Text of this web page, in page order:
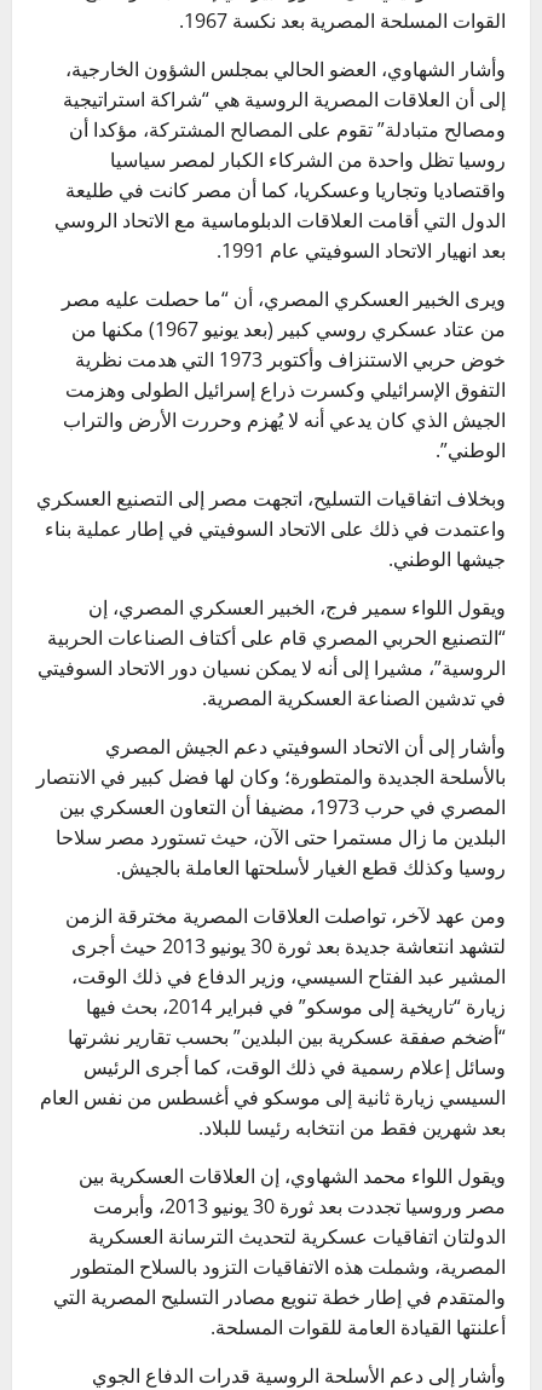
القوات المسلحة المصرية بعد نكسة 1967.
وأشار الشهاوي، العضو الحالي بمجلس الشؤون الخارجية،
إلى أن العلاقات المصرية الروسية هي “شراكة استراتيجية
ومصالح متبادلة” تقوم على المصالح المشتركة، مؤكدا أن
روسيا تظل واحدة من الشركاء الكبار لمصر سياسيا
واقتصاديا وتجاريا وعسكريا، كما أن مصر كانت في طليعة
الدول التي أقامت العلاقات الدبلوماسية مع الاتحاد الروسي
بعد انهيار الاتحاد السوفيتي عام 1991.
ويرى الخبير العسكري المصري، أن “ما حصلت عليه مصر
من عتاد عسكري روسي كبير (بعد يونيو 1967) مكنها من
خوض حربي الاستنزاف وأكتوبر 1973 التي هدمت نظرية
التفوق الإسرائيلي وكسرت ذراع إسرائيل الطولى وهزمت
الجيش الذي كان يدعي أنه لا يُهزم وحررت الأرض والتراب
الوطني”.
وبخلاف اتفاقيات التسليح، اتجهت مصر إلى التصنيع العسكري
واعتمدت في ذلك على الاتحاد السوفيتي في إطار عملية بناء
جيشها الوطني.
ويقول اللواء سمير فرج، الخبير العسكري المصري، إن
“التصنيع الحربي المصري قام على أكتاف الصناعات الحربية
الروسية”، مشيرا إلى أنه لا يمكن نسيان دور الاتحاد السوفيتي
في تدشين الصناعة العسكرية المصرية.
وأشار إلى أن الاتحاد السوفيتي دعم الجيش المصري
بالأسلحة الجديدة والمتطورة؛ وكان لها فضل كبير في الانتصار
المصري في حرب 1973، مضيفا أن التعاون العسكري بين
البلدين ما زال مستمرا حتى الآن، حيث تستورد مصر سلاحا
روسيا وكذلك قطع الغيار لأسلحتها العاملة بالجيش.
ومن عهد لآخر، تواصلت العلاقات المصرية مخترقة الزمن
لتشهد انتعاشة جديدة بعد ثورة 30 يونيو 2013 حيث أجرى
المشير عبد الفتاح السيسي، وزير الدفاع في ذلك الوقت،
زيارة “تاريخية إلى موسكو” في فبراير 2014، بحث فيها
“أضخم صفقة عسكرية بين البلدين” بحسب تقارير نشرتها
وسائل إعلام رسمية في ذلك الوقت، كما أجرى الرئيس
السيسي زيارة ثانية إلى موسكو في أغسطس من نفس العام
بعد شهرين فقط من انتخابه رئيسا للبلاد.
ويقول اللواء محمد الشهاوي، إن العلاقات العسكرية بين
مصر وروسيا تجددت بعد ثورة 30 يونيو 2013، وأبرمت
الدولتان اتفاقيات عسكرية لتحديث الترسانة العسكرية
المصرية، وشملت هذه الاتفاقيات التزود بالسلاح المتطور
والمتقدم في إطار خطة تنويع مصادر التسليح المصرية التي
أعلنتها القيادة العامة للقوات المسلحة.
وأشار إلى دعم الأسلحة الروسية قدرات الدفاع الجوي